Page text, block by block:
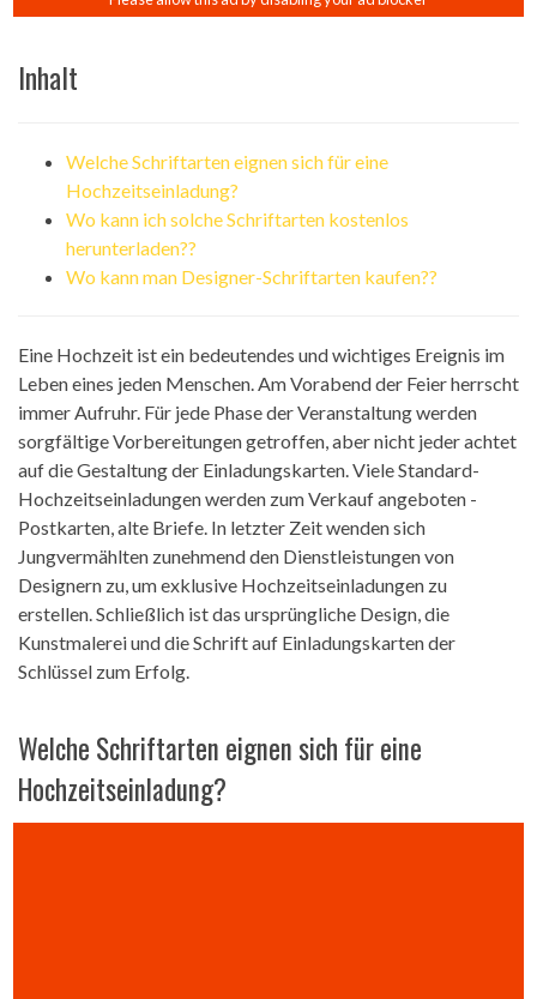
Inhalt
Welche Schriftarten eignen sich für eine
Hochzeitseinladung?
Wo kann ich solche Schriftarten kostenlos
herunterladen??
Wo kann man Designer-Schriftarten kaufen??
Eine Hochzeit ist ein bedeutendes und wichtiges Ereignis im
Leben eines jeden Menschen. Am Vorabend der Feier herrscht
immer Aufruhr. Für jede Phase der Veranstaltung werden
sorgfältige Vorbereitungen getroffen, aber nicht jeder achtet
auf die Gestaltung der Einladungskarten. Viele Standard-
Hochzeitseinladungen werden zum Verkauf angeboten -
Postkarten, alte Briefe. In letzter Zeit wenden sich
Jungvermählten zunehmend den Dienstleistungen von
Designern zu, um exklusive Hochzeitseinladungen zu
erstellen. Schließlich ist das ursprüngliche Design, die
Kunstmalerei und die Schrift auf Einladungskarten der
Schlüssel zum Erfolg.
Welche Schriftarten eignen sich für eine
Hochzeitseinladung?